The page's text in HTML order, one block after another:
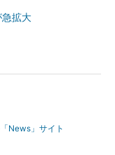
急拡大
News」サイト